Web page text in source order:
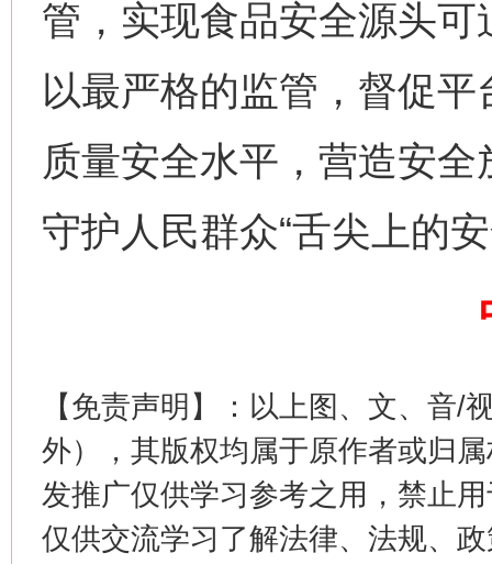
管，实现食品安全源头
以最严格的监管，督促
质量安全水平，营造安
守护人民群众“舌尖上的
【免责声明】：以上图、文、音/
外），其版权均属于原作者或归
发推广仅供学习参考之用，禁止
仅供交流学习了解法律、法规、
网上购药对药下症？
谢